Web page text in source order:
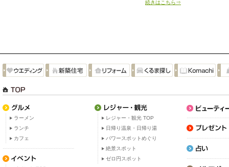
続きはこちら⇒
ラーメン
ランチ
カフェ
レジャー・観光 TOP
日帰り温泉・日帰り湯
パワースポットめぐり
絶景スポット
ゼロ円スポット